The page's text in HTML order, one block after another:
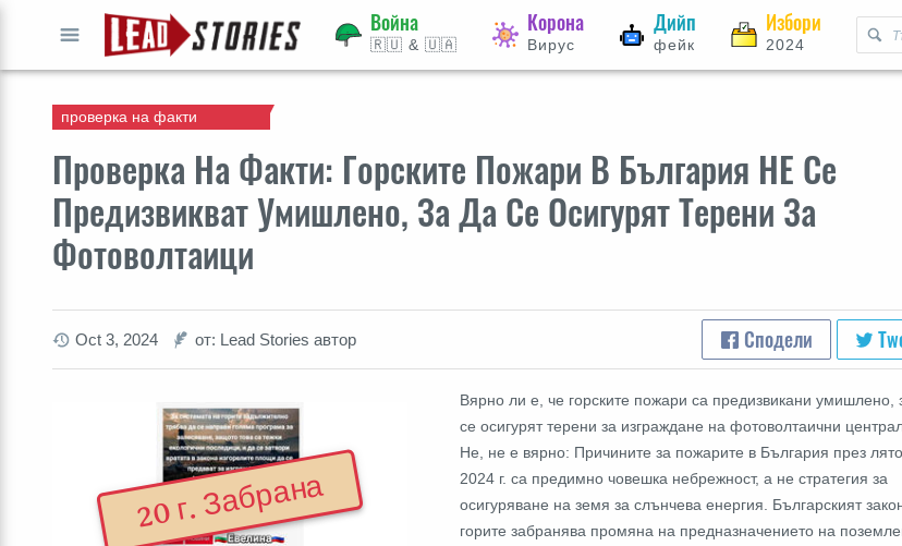
Война
🇷🇺 & 🇺🇦
Корона
Вирус
Дийп
фейк
Избори
2024
Проверка На Факти: Горските Пожари В България НЕ Се
Предизвикват Умишлено, За Да Се Осигурят Терени За
Фотоволтаици
проверка на факти
Oct 3, 2024 от: Lead Stories автор Сподели
20 г. Забрана
Вярно ли е, че горските пожари са предизвикани умишлено,
се осигурят терени за изграждане на фотоволтаични
Не, не е вярно: Причините за пожарите в България през
2024 г. са предимно човешка небрежност, а не стратегия за
осигуряване на земя за слънчева енергия. Българският
горите забранява промяна на предназначението на